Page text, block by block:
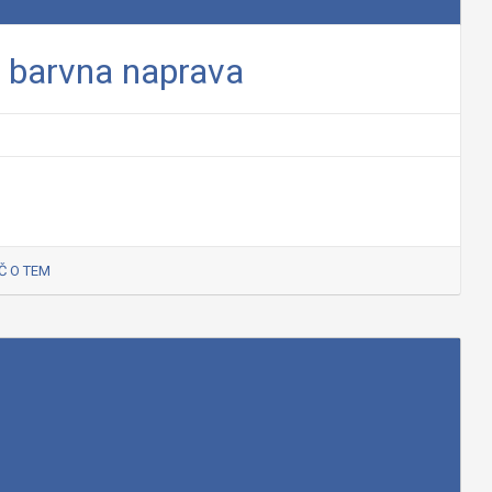
naprava
O TEM